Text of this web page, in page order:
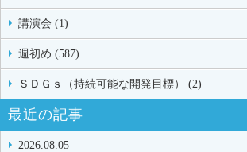
講演会 (1)
週初め (587)
ＳＤＧｓ（持続可能な開発目標） (2)
最近の記事
2026.08.05